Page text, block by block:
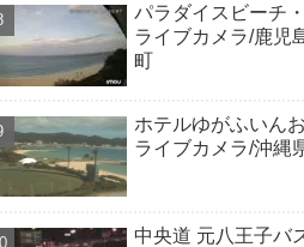
パラダイスビーチ
ライブカメラ/鹿児
町
ホテルゆがふいん
ライブカメラ/沖縄
中央道 元八王子バ